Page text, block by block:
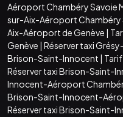
Aéroport Chambéry Savoie
sur-Aix-Aéroport Chambéry
Aix-Aéroport de Genève |
Genève | Réserver taxi
Brison-Saint-Innocent |
Réserver taxi Brison-Saint-
Innocent-Aéroport
Brison-Saint-Innocent-
Réserver taxi Brison-Saint-